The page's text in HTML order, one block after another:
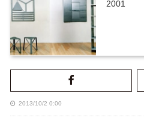
2001
2013/10/2 0:00